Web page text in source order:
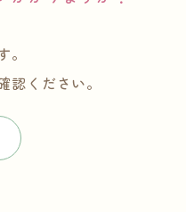
認ください。